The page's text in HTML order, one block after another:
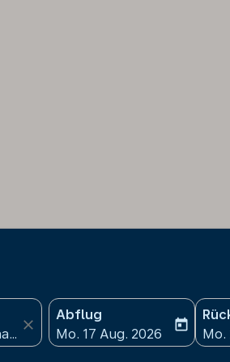
close
Abflug
fc-booking-departure-
Mo. 17 Aug. 2026
today
fc-
Mo.